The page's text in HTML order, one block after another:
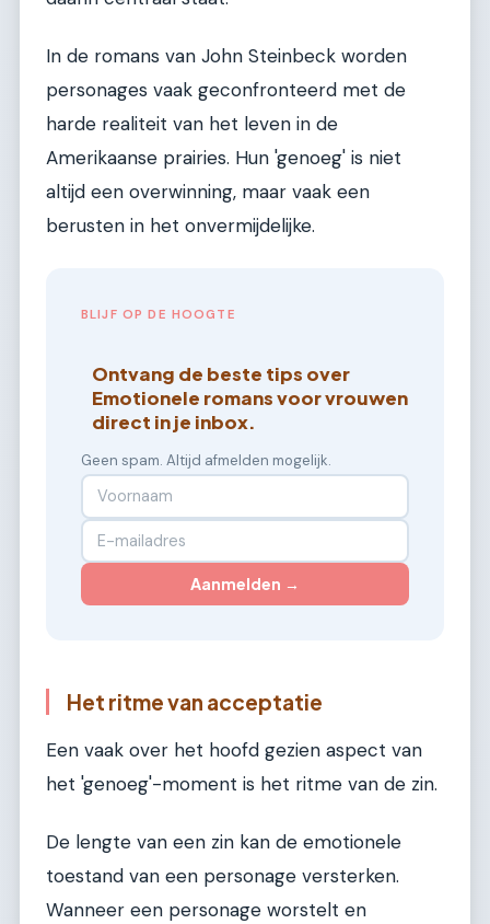
In de romans van John Steinbeck worden
personages vaak geconfronteerd met de
harde realiteit van het leven in de
Amerikaanse prairies. Hun 'genoeg' is niet
altijd een overwinning, maar vaak een
berusten in het onvermijdelijke.
BLIJF OP DE HOOGTE
Ontvang de beste tips over
Emotionele romans voor vrouwen
direct in je inbox.
Geen spam. Altijd afmelden mogelijk.
Aanmelden →
Het ritme van acceptatie
Een vaak over het hoofd gezien aspect van
het 'genoeg'-moment is het ritme van de zin.
De lengte van een zin kan de emotionele
toestand van een personage versterken.
Wanneer een personage worstelt en